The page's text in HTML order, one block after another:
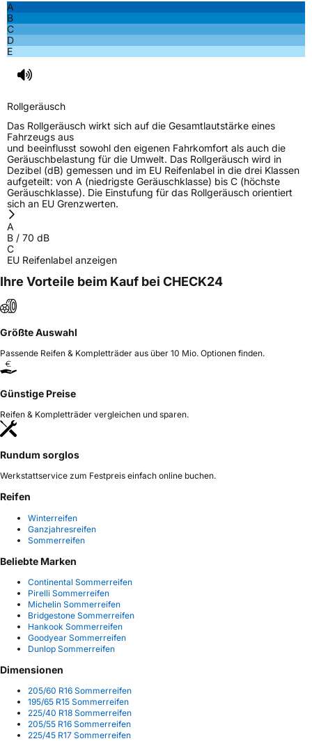
Rollgeräusch (dB)70
Allgemeine Produktsicherheit (GPSR)
HerstellerkontaktEUCEREP B.V., Roald Dahllaan 33 5629MC
Eindhoven Netherlands,
eucerep@eurep.com
A
B
C
D
E
Rollgeräusch
Das Rollgeräusch wirkt sich auf die Gesamtlautstärke eines
Fahrzeugs aus
und beeinflusst sowohl den eigenen Fahrkomfort als auch die
Geräuschbelastung für die Umwelt. Das Rollgeräusch wird in
Dezibel (dB) gemessen und im EU Reifenlabel in die drei Klassen
aufgeteilt: von A (niedrigste Geräuschklasse) bis C (höchste
Geräuschklasse). Die Einstufung für das Rollgeräusch orientiert
sich an EU Grenzwerten.
A
B / 70 dB
C
EU Reifenlabel anzeigen
Ihre Vorteile beim Kauf bei CHECK24
Größte Auswahl
Passende Reifen & Kompletträder aus über 10 Mio. Optionen finden.
Günstige Preise
Reifen & Kompletträder vergleichen und sparen.
Rundum sorglos
Werkstattservice zum Festpreis einfach online buchen.
Reifen
Winterreifen
Ganzjahresreifen
Sommerreifen
Beliebte Marken
Continental Sommerreifen
Pirelli Sommerreifen
Michelin Sommerreifen
Bridgestone Sommerreifen
Hankook Sommerreifen
Goodyear Sommerreifen
Dunlop Sommerreifen
Dimensionen
205/60 R16 Sommerreifen
195/65 R15 Sommerreifen
225/40 R18 Sommerreifen
205/55 R16 Sommerreifen
225/45 R17 Sommerreifen